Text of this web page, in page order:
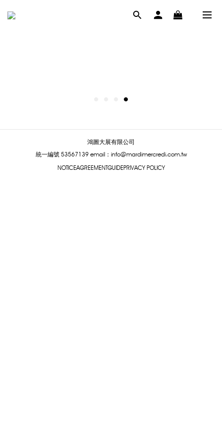
鴻圖大展有限公司
統一編號 53567139 email：info@mardimercredi.com.tw
NOTICEAGREEMENTGUIDEPRIVACY POLICY